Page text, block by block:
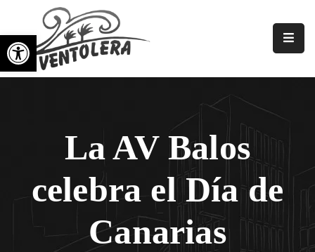
Principal
Vecinales
Noticias
La AV Balos
celebra el Día de
Canarias
Abrir barra de herramientas